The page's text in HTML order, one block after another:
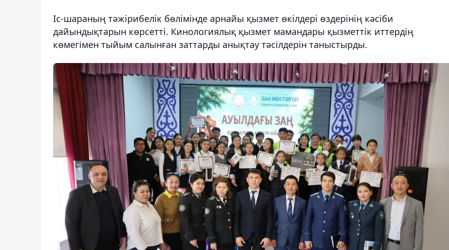
Іс-шараның тәжірибелік бөлімінде арнайы қызмет өкілдері өздерінің кәсіби
дайындықтарын көрсетті. Кинологиялық қызмет мамандары қызметтік иттердің
көмегімен тыйым салынған заттарды анықтау тәсілдерін таныстырды.